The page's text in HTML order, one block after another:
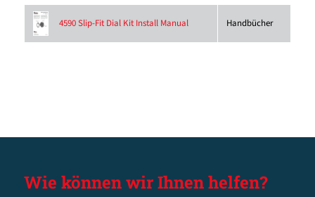
4590 Slip-Fit Dial Kit Install Manual Handbücher
Wie können wir Ihnen helfen?